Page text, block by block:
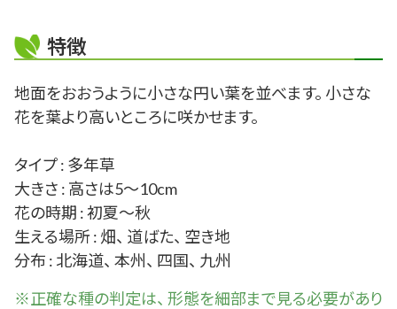
特徴
地面をおおうように小さな円い葉を並べます。 小さな
花を葉より高いところに咲かせます。
タイプ : 多年草
大きさ : 高さは5～10cm
花の時期 : 初夏～秋
生える場所 : 畑、 道ばた、 空き地
分布 : 北海道、 本州、 四国、 九州
※正確な種の判定は、 形態を細部まで見る必要があり